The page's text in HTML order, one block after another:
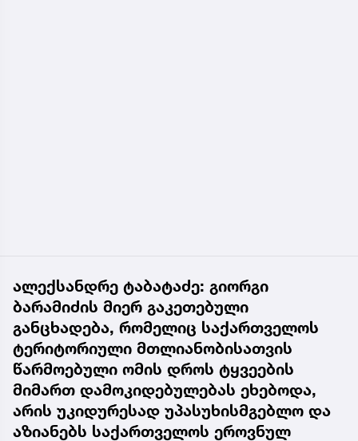
ალექსანდრე ტაბატაძე: გიორგი
ბარამიძის მიერ გაკეთებული
განცხადება, რომელიც საქართველოს
ტერიტორიული მთლიანობისათვის
წარმოებული ომის დროს ტყვეების
მიმართ დამოკიდებულებას ეხებოდა,
არის უკიდურესად უპასუხისმგებლო და
აზიანებს საქართველოს ეროვნულ